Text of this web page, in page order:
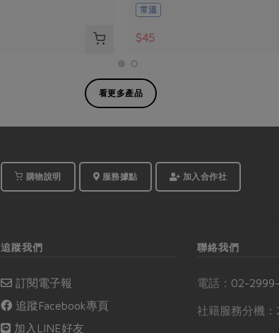
常溫
$45
看更多產品
購物說明 服務據點 加入合作社
追蹤我們
訂閱電子報
追蹤Facebook專頁
加入LINE好友
聯絡我們
電話： 02-
社籍服務分機：